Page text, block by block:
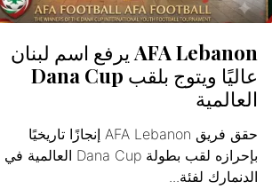
AFA Lebanon يرفع اسم لبنان
عاليًا ويتوج بلقب Dana Cup
العالمية
حقق فريق AFA Lebanon إنجازًا تاريخيًا
بإحرازه لقب بطولة Dana Cup العالمية في
الدنمارك لفئة...